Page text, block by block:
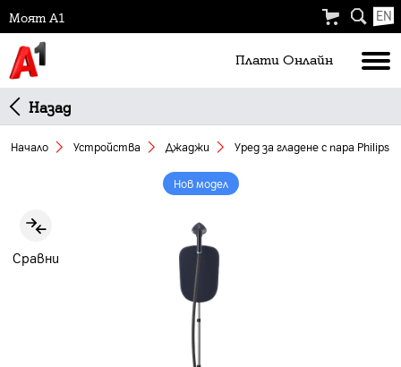
Моят А1 EN
Плати Oнлайн
Назад
Начало Устройства Джаджи Уред за гладене с пара Philips
Нов модел
Сравни